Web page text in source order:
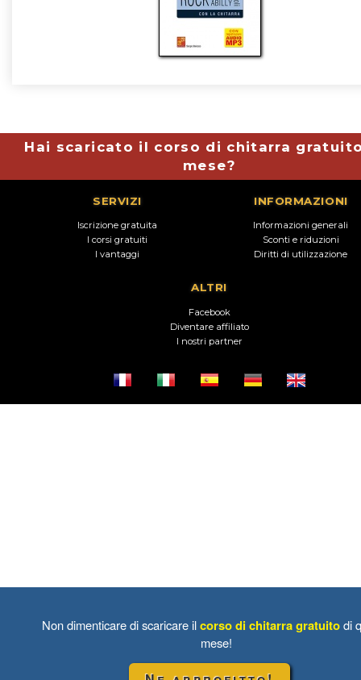
Hai scaricato il corso di chitarra
mese?
SERVIZI
Iscrizione gratuita
I corsi gratuiti
I vantaggi
INFORMAZIONI
Informazioni generali
Sconti e riduzioni
Diritti di utilizzazione
ALTRI
Facebook
Diventare affiliato
I nostri partner
Non dimenticare di scaricare ilcorso di chitarra gratuitodi
mese!